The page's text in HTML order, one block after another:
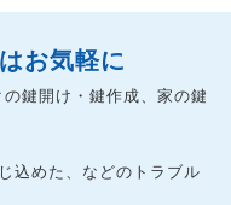
お気軽に
鍵開け・鍵作成、家の鍵
込めた、などのトラブル